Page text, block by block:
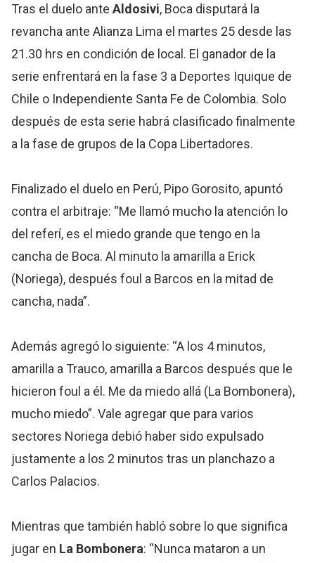
Tras el duelo ante Aldosivi, Boca disputará la
revancha ante Alianza Lima el martes 25 desde las
21.30 hrs en condición de local. El ganador de la
serie enfrentará en la fase 3 a Deportes Iquique de
Chile o Independiente Santa Fe de Colombia. Solo
después de esta serie habrá clasificado finalmente
a la fase de grupos de la Copa Libertadores.
Finalizado el duelo en Perú, Pipo Gorosito, apuntó
contra el arbitraje: “Me llamó mucho la atención lo
del referí, es el miedo grande que tengo en la
cancha de Boca. Al minuto la amarilla a Erick
(Noriega), después foul a Barcos en la mitad de
cancha, nada”.
Además agregó lo siguiente: “A los 4 minutos,
amarilla a Trauco, amarilla a Barcos después que le
hicieron foul a él. Me da miedo allá (La Bombonera),
mucho miedo”. Vale agregar que para varios
sectores Noriega debió haber sido expulsado
justamente a los 2 minutos tras un planchazo a
Carlos Palacios.
Mientras que también habló sobre lo que significa
jugar en La Bombonera: “Nunca mataron a un